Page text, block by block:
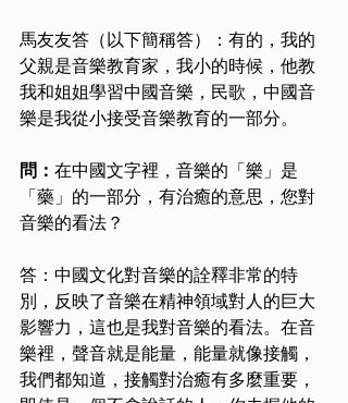
馬友友答（以下簡稱答）：有的，我的
父親是音樂教育家，我小的時候，他教
我和姐姐學習中國音樂，民歌，中國音
樂是我從小接受音樂教育的一部分。
問： 在中國文字裡，音樂的「樂」是
「藥」的一部分，有治癒的意思，您對
音樂的看法？
答：中國文化對音樂的詮釋非常的特
別，反映了音樂在精神領域對人的巨大
影響力，這也是我對音樂的看法。在音
樂裡，聲音就是能量，能量就像接觸，
我們都知道，接觸對治癒有多麼重要，